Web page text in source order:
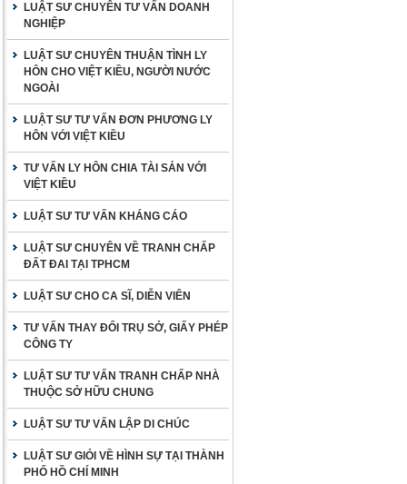
LUẬT SƯ CHUYÊN TƯ VẤN DOANH
NGHIỆP
LUẬT SƯ CHUYÊN THUẬN TÌNH LY
HÔN CHO VIỆT KIỀU, NGƯỜI NƯỚC
NGOÀI
LUẬT SƯ TƯ VẤN ĐƠN PHƯƠNG LY
HÔN VỚI VIỆT KIỀU
TƯ VẤN LY HÔN CHIA TÀI SẢN VỚI
VIỆT KIỀU
LUẬT SƯ TƯ VẤN KHÁNG CÁO
LUẬT SƯ CHUYÊN VỀ TRANH CHẤP
ĐẤT ĐAI TẠI TPHCM
LUẬT SƯ CHO CA SĨ, DIỄN VIÊN
TƯ VẤN THAY ĐỔI TRỤ SỞ, GIẤY PHÉP
CÔNG TY
LUẬT SƯ TƯ VẤN TRANH CHẤP NHÀ
THUỘC SỞ HỮU CHUNG
LUẬT SƯ TƯ VẤN LẬP DI CHÚC
LUẬT SƯ GIỎI VỀ HÌNH SỰ TẠI THÀNH
PHỐ HỒ CHÍ MINH